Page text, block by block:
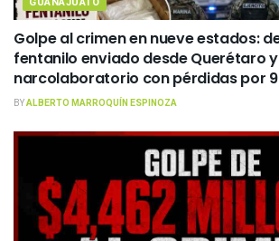
Golpe al crimen en nueve estados:
fentanilo enviado desde Querétaro
narcolaboratorio con pérdidas por
BYALBERTO MARROQUÍN ESPINOZA